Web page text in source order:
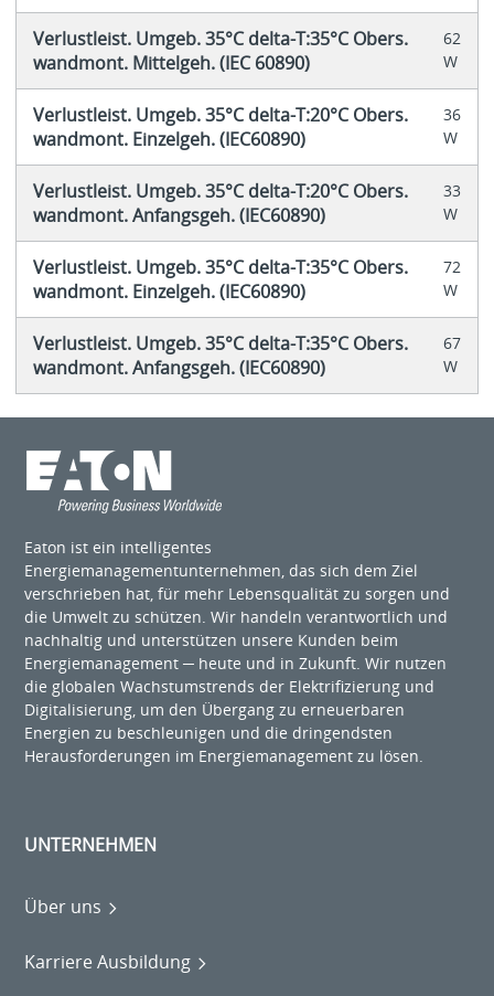
Verlustleist. Umgeb. 35°C delta-T:35°C Obers.
wandmont. Mittelgeh. (IEC 60890)
62
W
Verlustleist. Umgeb. 35°C delta-T:20°C Obers.
wandmont. Einzelgeh. (IEC60890)
36
W
Verlustleist. Umgeb. 35°C delta-T:20°C Obers.
wandmont. Anfangsgeh. (IEC60890)
33
W
Verlustleist. Umgeb. 35°C delta-T:35°C Obers.
wandmont. Einzelgeh. (IEC60890)
72
W
Verlustleist. Umgeb. 35°C delta-T:35°C Obers.
wandmont. Anfangsgeh. (IEC60890)
67
W
Eaton ist ein intelligentes
Energiemanagementunternehmen, das sich dem Ziel
verschrieben hat, für mehr Lebensqualität zu sorgen und
die Umwelt zu schützen. Wir handeln verantwortlich und
nachhaltig und unterstützen unsere Kunden beim
Energiemanagement ─ heute und in Zukunft. Wir nutzen
die globalen Wachstumstrends der Elektrifizierung und
Digitalisierung, um den Übergang zu erneuerbaren
Energien zu beschleunigen und die dringendsten
Herausforderungen im Energiemanagement zu lösen.
UNTERNEHMEN
Über uns
Karriere Ausbildung